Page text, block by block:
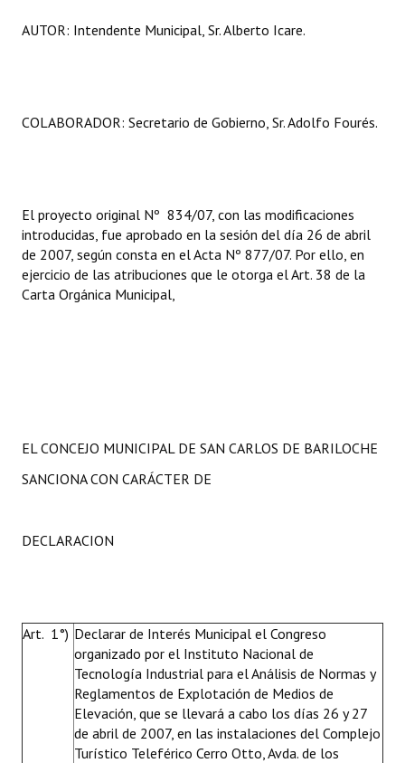
Bariloche, Municipio intercultural
REFORMA DE LA CARTA ORGÁNICA
AUTOR: Intendente Municipal, Sr. Alberto Icare.
COLABORADOR: Secretario de Gobierno, Sr. Adolfo Fourés.
El proyecto original Nº 834/07, con las modificaciones
introducidas, fue aprobado en la sesión del día 26 de abril
de 2007, según consta en el Acta Nº 877/07. Por ello, en
ejercicio de las atribuciones que le otorga el Art. 38 de la
Carta Orgánica Municipal,
EL CONCEJO MUNICIPAL DE SAN CARLOS DE BARILOCHE
SANCIONA CON CARÁCTER DE
DECLARACION
Art. 1°) Declarar de Interés Municipal el Congreso
organizado por el Instituto Nacional de
Tecnología Industrial para el Análisis de Normas y
Reglamentos de Explotación de Medios de
Elevación, que se llevará a cabo los días 26 y 27
de abril de 2007, en las instalaciones del Complejo
Turístico Teleférico Cerro Otto, Avda. de los